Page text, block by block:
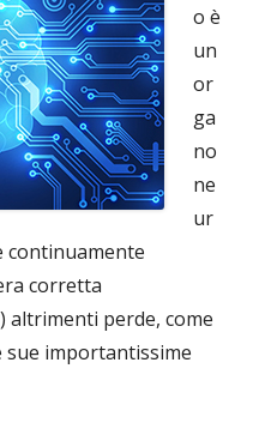
o è
un
or
ga
no
ne
ur
continuamente
corretta
altrimenti perde, come
sue importantissime